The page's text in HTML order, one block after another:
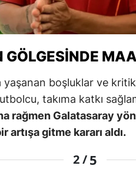
Isparta
İzmir
Kars
Kastamonu
Kayseri
GÖLGESINDE
boşluklar ve kritik
takıma katkı
rağmen Galatasaray
artışa gitme kararı aldı.
2 /5